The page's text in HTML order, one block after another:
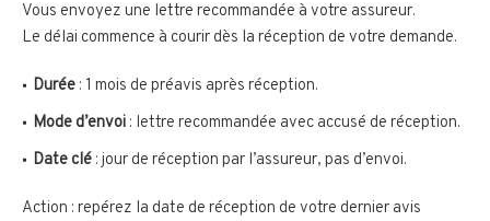
Vous envoyez une lettre recommandée à votre assureur.
Le délai commence à courir dès la réception de votre demande.
Durée : 1 mois de préavis après réception.
Mode d’envoi : lettre recommandée avec accusé de réception.
Date clé : jour de réception par l’assureur, pas d’envoi.
Action : repérez la date de réception de votre dernier avis